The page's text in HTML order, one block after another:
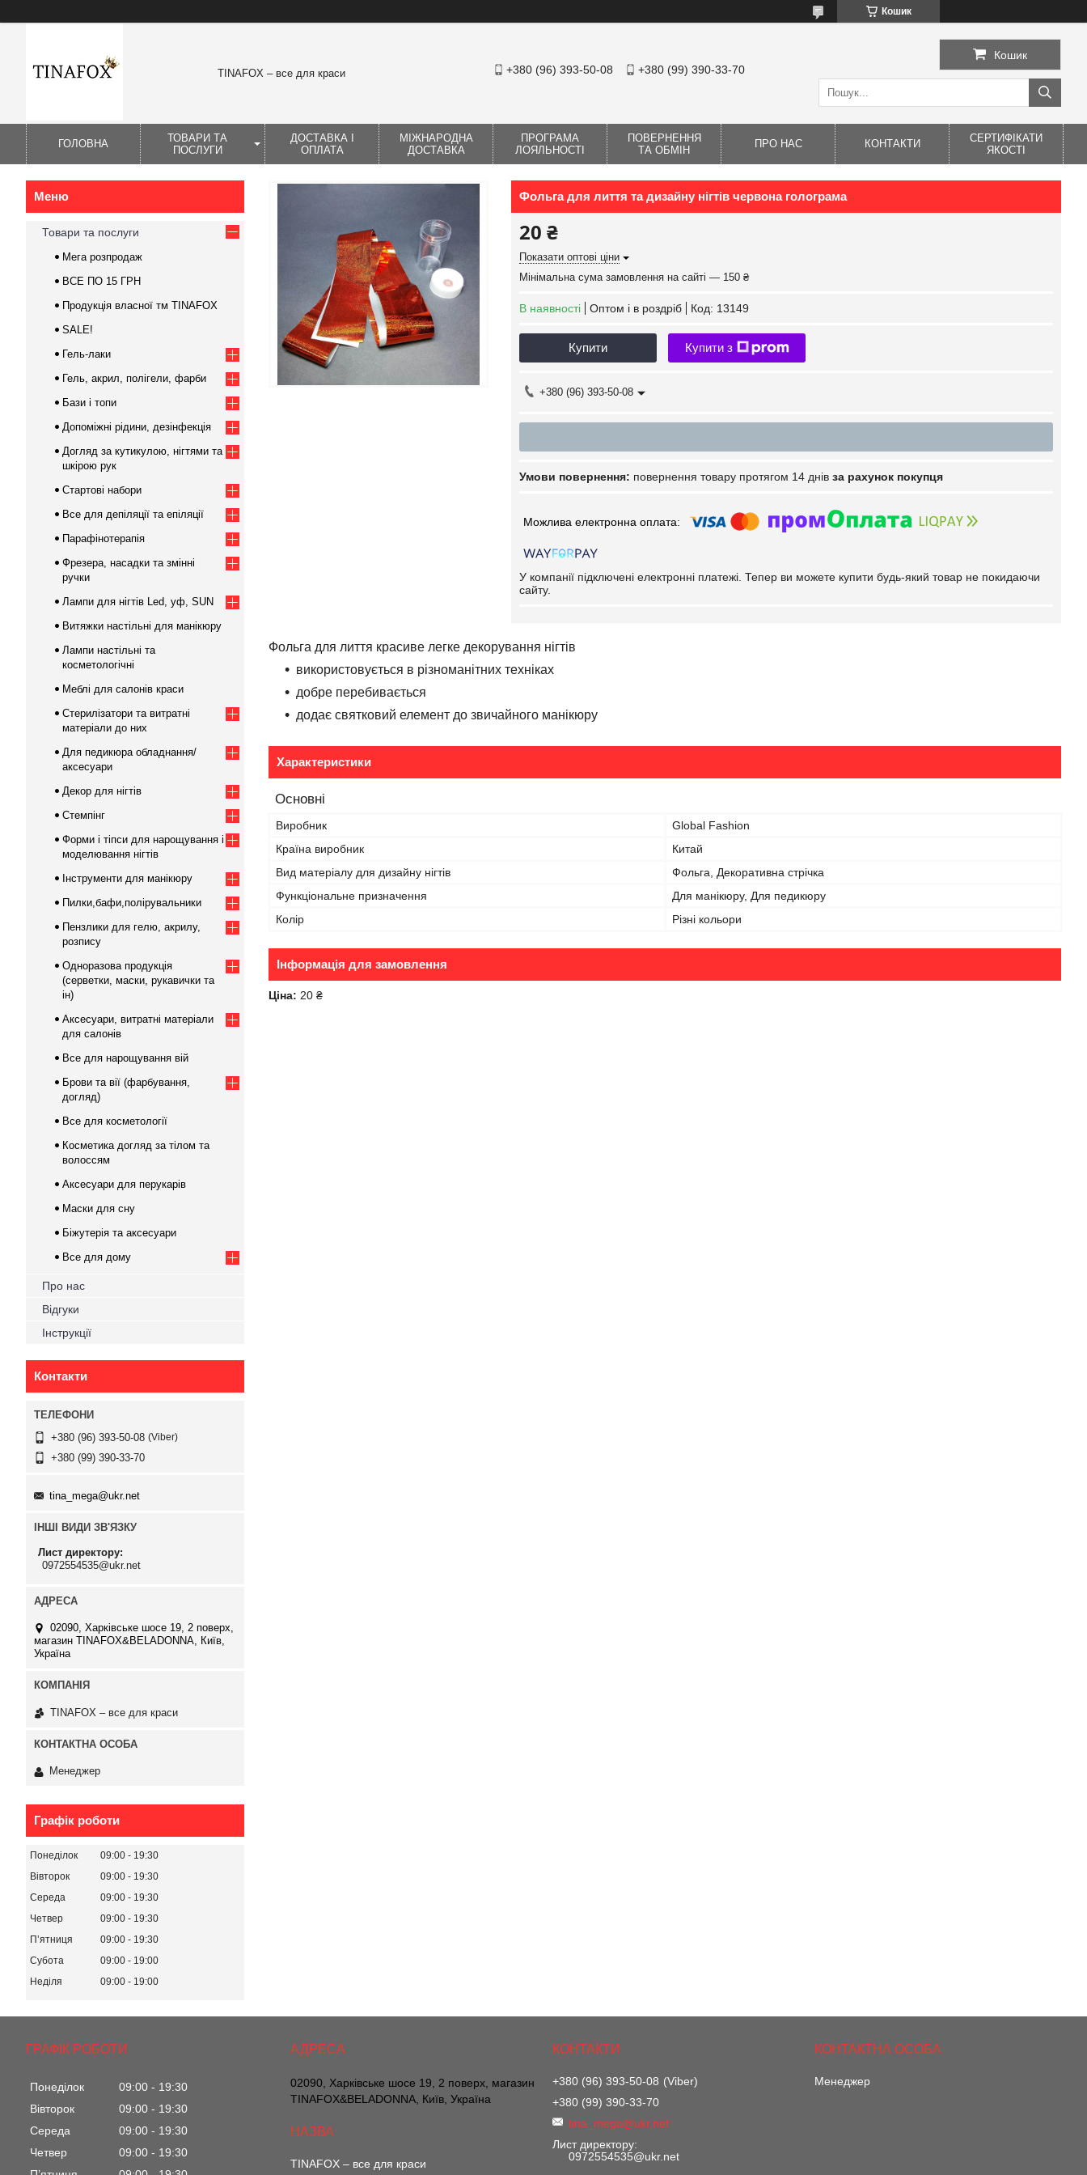
Кошик
TINAFOX – все для краси +380 (96) 393-50-08 +380 (99) 390-33-70
Кошик
ГОЛОВНА
ТОВАРИ ТА
ПОСЛУГИ
ДОСТАВКА І
ОПЛАТА
МІЖНАРОДНА
ДОСТАВКА
ПРОГРАМА
ЛОЯЛЬНОСТІ
ПОВЕРНЕННЯ
ТА ОБМІН
ПРО НАС КОНТАКТИ
СЕРТИФІКАТИ
ЯКОСТІ
Фольга для лиття та дизайну нігтів червона голограма
20 ₴
Показати оптові ціни
Мінімальна сума замовлення на сайті — 150 ₴
В наявності Оптом і в роздріб Код: 13149
Купити Купити з
+380 (96) 393-50-08
повернення товару протягом 14 днів за рахунок покупця
У компанії підключені електронні платежі. Тепер ви можете купити будь-який товар не покидаючи
сайту.
Фольга для лиття красиве легке декорування нігтів
використовується в різноманітних техніках
добре перебивається
додає святковий елемент до звичайного манікюру
Характеристики
Основні
Виробник
Global Fashion
Країна виробник
Китай
Вид матеріалу для дизайну нігтів
Фольга, Декоративна стрічка
Функціональне призначення
Для манікюру, Для педикюру
Колір
Різні кольори
Інформація для замовлення
Ціна: 20 ₴
Товари та послуги
Мега розпродаж
ВСЕ ПО 15 ГРН
Продукція власної тм TINAFOX
SALE!
Гель-лаки
Гель, акрил, полігели, фарби
Бази і топи
Допоміжні рідини, дезінфекція
Догляд за кутикулою, нігтями та
шкірою рук
Стартові набори
Все для депіляції та епіляції
Парафінотерапія
Фрезера, насадки та змінні
ручки
Лампи для нігтів Led, уф, SUN
Витяжки настільні для манікюру
Лампи настільні та
косметологічні
Меблі для салонів краси
Стерилізатори та витратні
матеріали до них
Для педикюра обладнання/
аксесуари
Декор для нігтів
Стемпінг
Форми і тіпси для нарощування і
моделювання нігтів
Інструменти для манікюру
Пилки,бафи,полірувальники
Пензлики для гелю, акрилу,
розпису
Одноразова продукція
(серветки, маски, рукавички та
ін)
Аксесуари, витратні матеріали
для салонів
Все для нарощування вій
Брови та вії (фарбування,
догляд)
Все для косметології
Косметика догляд за тілом та
волоссям
Аксесуари для перукарів
Маски для сну
Біжутерія та аксесуари
Все для дому
Про нас
Відгуки
Інструкції
Контакти
+380 (96) 393-50-08 Viber
+380 (99) 390-33-70
tina_mega@ukr.net
ІНШІ ВИДИ ЗВ'ЯЗКУ
Лист директору
0972554535@ukr.net
02090, Харківське шосе 19, 2 поверх,
магазин TINAFOX&BELADONNA, Київ,
Україна
TINAFOX – все для краси
Менеджер
Графік роботи
Понеділок 09:00
19:30
Вівторок
09:00
19:30
Середа
09:00
19:30
Четвер
09:00
19:30
Пʼятниця
09:00
19:30
Субота
09:00
19:00
Неділя
09:00 19:00
ГРАФІК РОБОТИ
Понеділок 09:00
19:30
Вівторок
09:00
19:30
Середа
09:00
19:30
Четвер
09:00
19:30
02090, Харківське шосе 19, 2 поверх, магазин
TINAFOX&BELADONNA, Київ, Україна
TINAFOX – все для краси
+380 (96) 393-50-08
Viber
+380 (99) 390-33-70
tina_mega@ukr.net
Лист директору
0972554535@ukr.net
Менеджер